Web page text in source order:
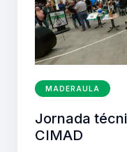
MADERAULA
Jornada
CIMAD